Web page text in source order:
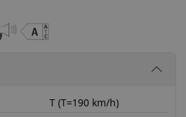
T (T=190 km/h)